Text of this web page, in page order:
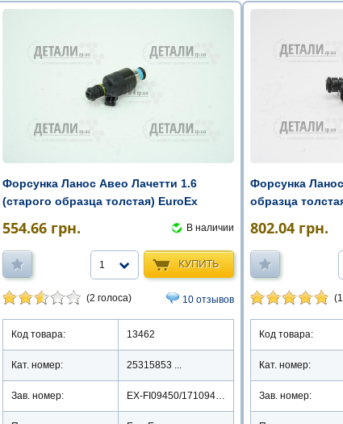
Форсунка Ланос Авео Лачетти 1.6
(старого образца толстая) EuroEx
554.66 грн. В наличии
КУПИТЬ
1
(2 голоса) 10 отзывов
Код товара: 13462
Кат. номер: 25315853 ...
Зав. номер: EX-FI09450/17109450
Форсунка
образца
802.04 грн.
Код товара:
Кат. номер:
Зав. номер: